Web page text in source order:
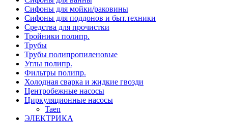
Сифоны для мойки/раковины
Сифоны для поддонов и быт.техники
Средства для прочистки
Тройники полипр.
Трубы
Трубы полипропиленовые
Углы полипр.
Фильтры полипр.
Холодная сварка и жидкие гвозди
Центробежные насосы
Циркуляционные насосы
Taen
ЭЛЕКТРИКА